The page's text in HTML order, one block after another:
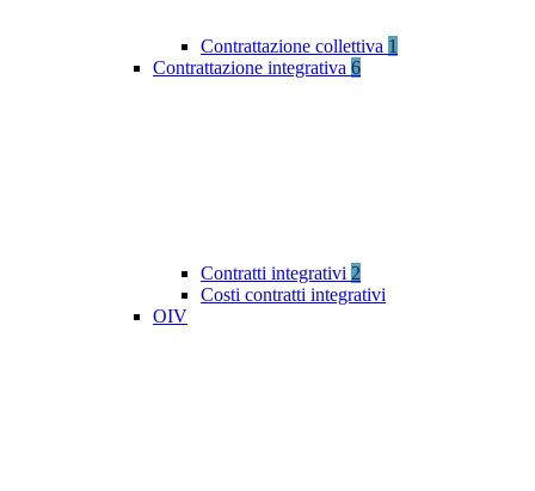
Contrattazione collettiva 1
Contrattazione integrativa 6
Contratti integrativi 2
Costi contratti integrativi
OIV